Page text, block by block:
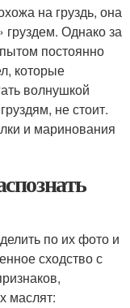
на груздь, она
Однако за
постоянно
которые
волнушкой
не стоит.
и маринования
по их фото и
сходство с
маслят: